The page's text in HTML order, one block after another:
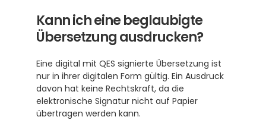
Kann ich eine beglaubigte
Übersetzung ausdrucken?
Eine digital mit QES signierte Übersetzung ist
nur in ihrer digitalen Form gültig. Ein Ausdruck
davon hat keine Rechtskraft, da die
elektronische Signatur nicht auf Papier
übertragen werden kann.